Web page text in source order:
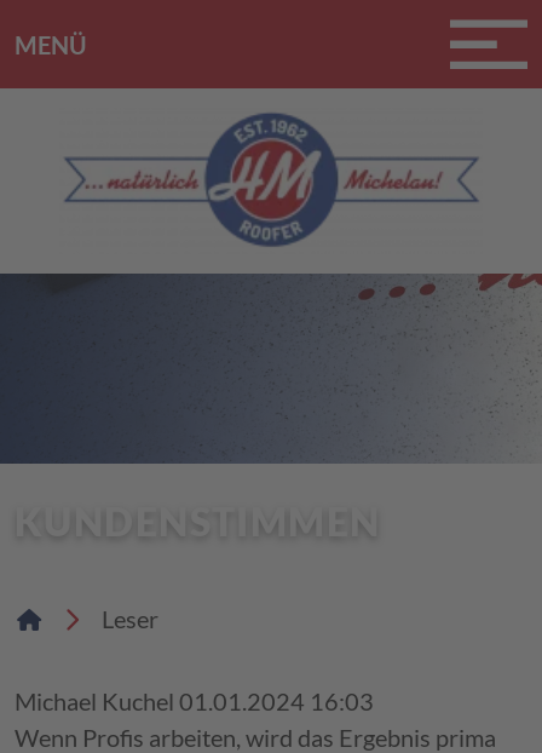
MENÜ
Leser
Michael Kuchel 01.01.2024 16:03
Wenn Profis arbeiten, wird das Ergebnis prima